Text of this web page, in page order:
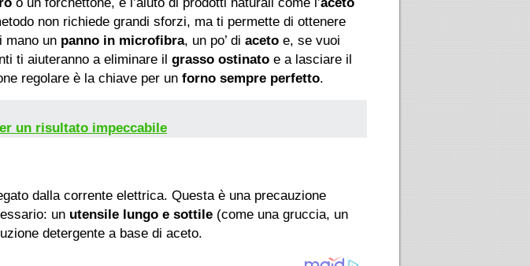
non richiede grandi sforzi, ma ti permette di ottenere
mano un panno in microfibra, un po’ di aceto e, se vuoi
ti aiuteranno a eliminare il grasso ostinato e a lasciare il
regolare è la chiave per un forno sempre perfetto.
un risultato impeccabile
dalla corrente elettrica. Questa è una precauzione
un utensile lungo e sottile (come una gruccia, un
detergente a base di aceto.